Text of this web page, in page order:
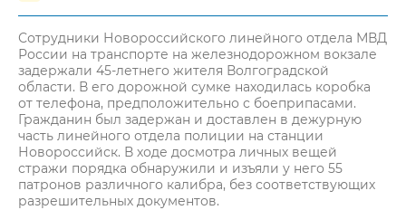
Сотрудники Новороссийского линейного отдела МВД
России на транспорте на железнодорожном вокзале
задержали 45-летнего жителя Волгоградской
области. В его дорожной сумке находилась коробка
от телефона, предположительно с боеприпасами.
Гражданин был задержан и доставлен в дежурную
часть линейного отдела полиции на станции
Новороссийск. В ходе досмотра личных вещей
стражи порядка обнаружили и изъяли у него 55
патронов различного калибра, без соответствующих
разрешительных документов.